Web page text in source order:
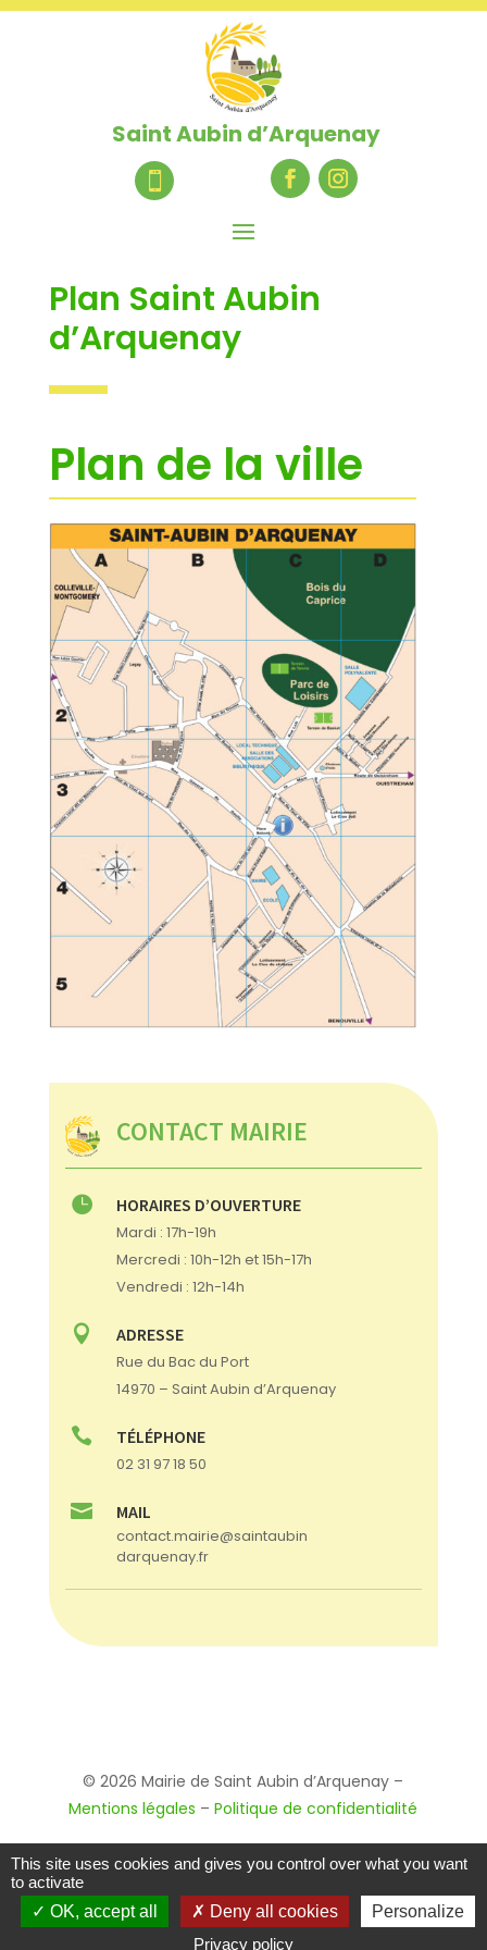
Saint Aubin d’Arquenay

Plan Saint Aubin
d’Arquenay
Plan de la ville
CONTACT MAIRIE
 HORAIRES D’OUVERTURE
Mardi : 17h-19h
Mercredi : 10h-12h et 15h-17h
Vendredi : 12h-14h
 ADRESSE
Rue du Bac du Port
14970 – Saint Aubin d’Arquenay
 TÉLÉPHONE
02 31 97 18 50
 MAIL
contact.mairie@saintaubin
darquenay.fr
© 2026 Mairie de Saint Aubin d’Arquenay –
Mentions légales –Politique de confidentialité
This site uses cookies and gives you control over what you want
to activate
OK, accept all
Deny all cookies
Personalize
Privacy policy